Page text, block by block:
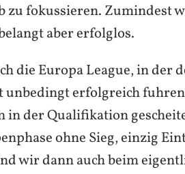
zu fokussieren. Zumindest
aber erfolglos.
die Europa League, in der
unbedingt erfolgreich
in der Qualifikation
ohne Sieg, einzig
wir dann auch beim